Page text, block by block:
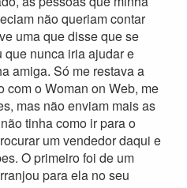
não queriam contar
uma que disse que se
que nunca iria ajudar e
amiga. Só me restava a
com o Woman on Web, me
mas não enviam mais as
tinha como ir para o
um vendedor daqui e
O primeiro foi de um
para ela no seu